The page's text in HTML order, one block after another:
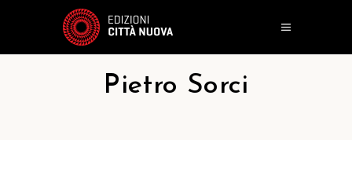
Pietro Sorci